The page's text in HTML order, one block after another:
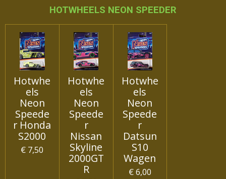
HOTWHEELS NEON SPEEDER
Hotwhe
els
Neon
Speede
r Honda
S2000
€ 7,50
Hotwhe
els
Neon
Speede
r
Nissan
Skyline
2000GT
R
Hotwhe
els
Neon
Speede
r
Datsun
S10
Wagen
€ 6,00